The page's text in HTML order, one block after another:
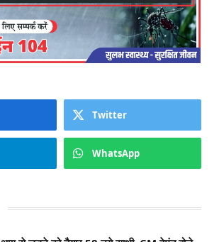
Twitter
WhatsApp